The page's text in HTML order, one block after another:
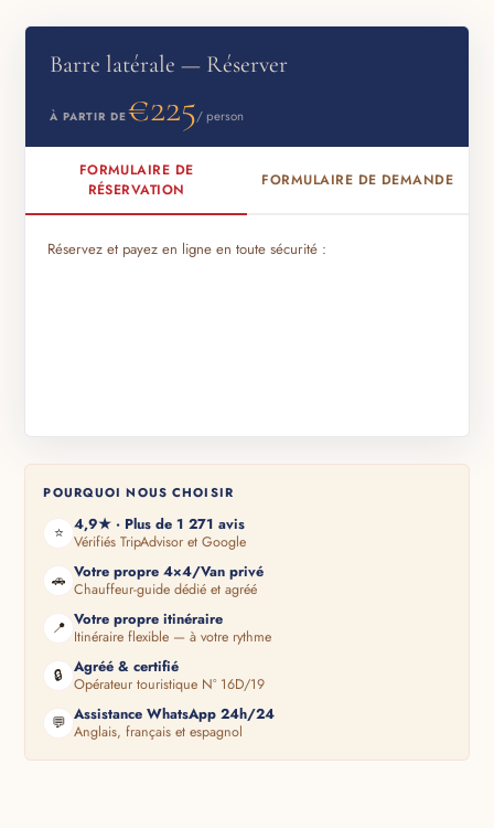
détails.
Barre latérale — Réserver
À PARTIR DE€225/ person
FORMULAIRE DE
RÉSERVATION
FORMULAIRE DE DEMANDE
Réservez et payez en ligne en toute sécurité :
POURQUOI NOUS CHOISIR
⭐ 4,9★ · Plus de 1 271 avis
Vérifiés TripAdvisor et Google
🚗 Votre propre 4×4/Van privé
Chauffeur-guide dédié et agréé
📍 Votre propre itinéraire
Itinéraire flexible — à votre rythme
🔒 Agréé & certifié
Opérateur touristique N° 16D/19
💬 Assistance WhatsApp 24h/24
Anglais, français et espagnol